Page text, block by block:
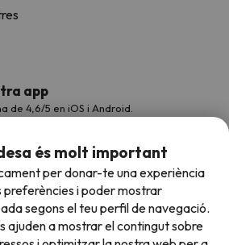
app
de 4,6/5 en iOS i Android.
és molt important
per donar-te una experiència
i poder mostrar
segons el teu perfil de navegació.
ajuden a mostrar el contingut sobre